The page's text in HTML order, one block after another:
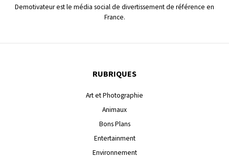
Demotivateur est le média social de divertissement de référence en
France.
RUBRIQUES
Art et Photographie
Animaux
Bons Plans
Entertainment
Environnement